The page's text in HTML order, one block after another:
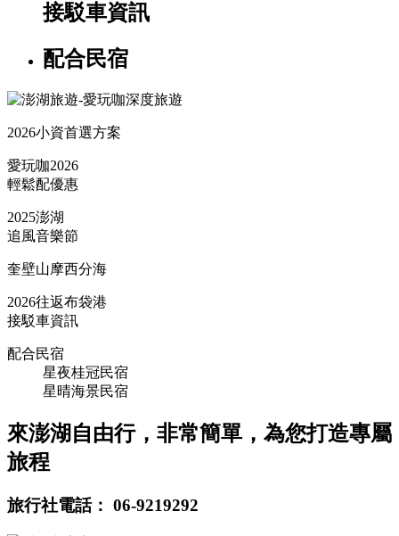
接駁車資訊
配合民宿
2026小資首選方案
愛玩咖2026
輕鬆配優惠
2025澎湖
追風音樂節
奎壁山摩西分海
2026往返布袋港
接駁車資訊
配合民宿
星夜桂冠民宿
星晴海景民宿
來澎湖自由行，非常簡單，為您打造專屬
旅程
旅行社電話： 06-9219292